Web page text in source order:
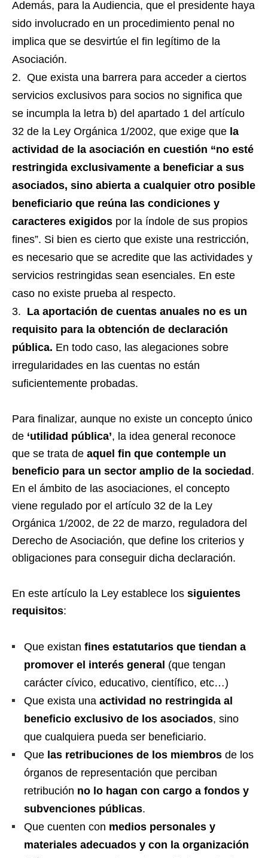
Además, para la Audiencia, que el presidente haya
sido involucrado en un procedimiento penal no
implica que se desvirtúe el fin legítimo de la
Asociación.
Que exista una barrera para acceder a ciertos
servicios exclusivos para socios no significa que
se incumpla la letra b) del apartado 1 del artículo
32 de la Ley Orgánica 1/2002, que exige que la
actividad de la asociación en cuestión “no esté
restringida exclusivamente a beneficiar a sus
asociados, sino abierta a cualquier otro posible
beneficiario que reúna las condiciones y
caracteres exigidos por la índole de sus propios
fines”. Si bien es cierto que existe una restricción,
es necesario que se acredite que las actividades y
servicios restringidas sean esenciales. En este
caso no existe prueba al respecto.
La aportación de cuentas anuales no es un
requisito para la obtención de declaración
pública. En todo caso, las alegaciones sobre
irregularidades en las cuentas no están
suficientemente probadas.
Para finalizar, aunque no existe un concepto único
de ‘utilidad pública’, la idea general reconoce
que se trata de aquel fin que contemple un
beneficio para un sector amplio de la sociedad .
En el ámbito de las asociaciones, el concepto
viene regulado por el artículo 32 de la Ley
Orgánica 1/2002, de 22 de marzo, reguladora del
Derecho de Asociación, que define los criterios y
obligaciones para conseguir dicha declaración.
En este artículo la Ley establece los siguientes
requisitos:
Que existan fines estatutarios que tiendan a
promover el interés general (que tengan
carácter cívico, educativo, científico, etc…)
Que exista una actividad no restringida al
beneficio exclusivo de los asociados, sino
que cualquiera pueda ser beneficiario.
Que las retribuciones de los miembros de los
órganos de representación que perciban
retribución no lo hagan con cargo a fondos y
subvenciones públicas.
Que cuenten con medios personales y
materiales adecuados y con la organización